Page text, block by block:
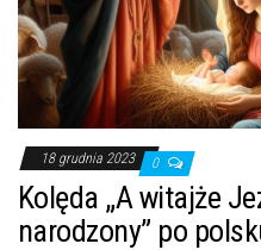
18 grudnia 2023 0
Kolęda „A witajże
narodzony” po